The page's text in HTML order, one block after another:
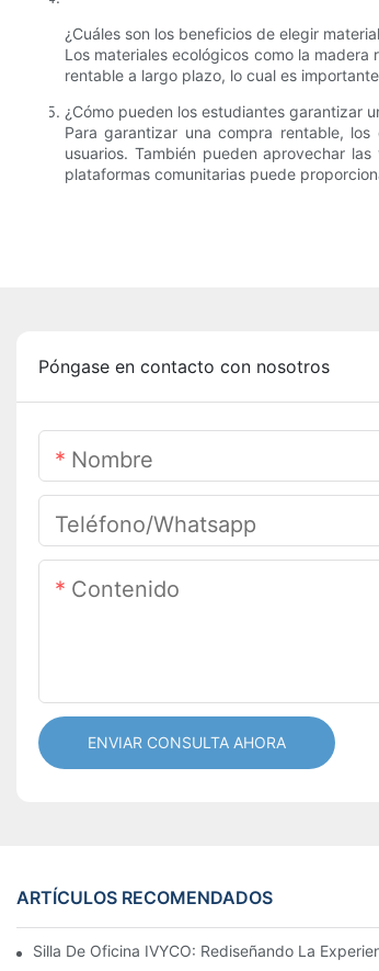
¿Cuáles son los beneficios de elegir
Los materiales ecológicos como la
rentable a largo plazo, lo cual es
¿Cómo pueden los estudiantes garantizar
Para garantizar una compra rentable,
usuarios. También pueden aprovechar
plataformas comunitarias puede
Póngase en contacto con nosotros
Nombre
Teléfono/whatsapp
Contenido
ENVIAR CONSULTA AHORA
ARTÍCULOS RECOMENDADOS
Silla De Oficina IVYCO: Rediseñando La